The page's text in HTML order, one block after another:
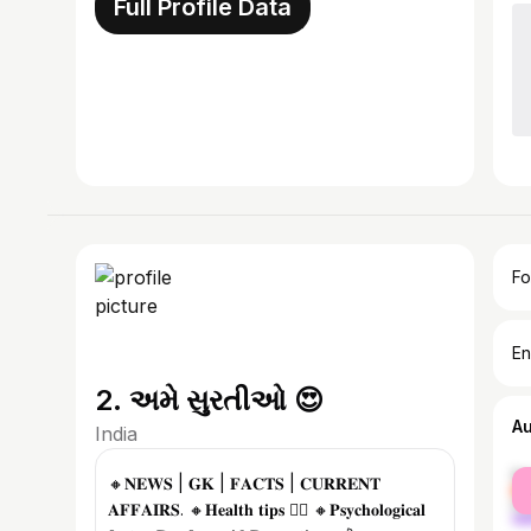
Full Profile Data
2. અમે સુરતીઓ 😍
India
🔸𝐍𝐄𝐖𝐒 | 𝐆𝐊 | 𝐅𝐀𝐂𝐓𝐒 | 𝐂𝐔𝐑𝐑𝐄𝐍𝐓
𝐀𝐅𝐅𝐀𝐈𝐑𝐒. 🔸𝐇𝐞𝐚𝐥𝐭𝐡 𝐭𝐢𝐩𝐬 👨‍⚕️ 🔸𝐏𝐬𝐲𝐜𝐡𝐨𝐥𝐨𝐠𝐢𝐜𝐚𝐥